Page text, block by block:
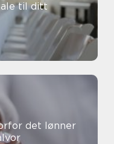
til ditt